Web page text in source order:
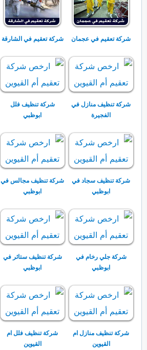
شركة تعقيم في عجمان شركة تعقيم في الشارقة
شركة تنظيف منازل في
الفجيرة
شركة تنظيف فلل
ابوظبي
شركة تنظيف سجاد في
ابوظبي
شركة تنظيف مجالس في
ابوظبي
شركة جلي رخام في
ابوظبي
شركة تنظيف ستائر في
ابوظبي
شركة تنظيف منازل ام
القيوين
شركة تنظيف فلل ام
القيوين